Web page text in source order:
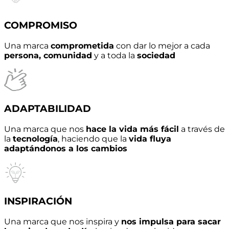
COMPROMISO
Una marca comprometida con dar lo mejor a cada
persona, comunidad y a toda la sociedad
ADAPTABILIDAD
Una marca que nos hace la vida más fácil a través de
la tecnología, haciendo que la vida fluya
adaptándonos a los cambios
INSPIRACIÓN
Una marca que nos inspira y nos impulsa para sacar